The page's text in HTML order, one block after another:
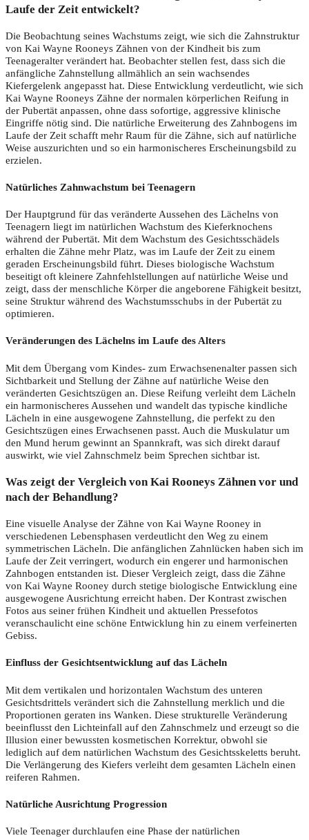
Laufe der Zeit entwickelt?
Die Beobachtung seines Wachstums zeigt, wie sich die Zahnstruktur
von Kai Wayne Rooneys Zähnen von der Kindheit bis zum
Teenageralter verändert hat. Beobachter stellen fest, dass sich die
anfängliche Zahnstellung allmählich an sein wachsendes
Kiefergelenk angepasst hat. Diese Entwicklung verdeutlicht, wie sich
Kai Wayne Rooneys Zähne der normalen körperlichen Reifung in
der Pubertät anpassen, ohne dass sofortige, aggressive klinische
Eingriffe nötig sind. Die natürliche Erweiterung des Zahnbogens im
Laufe der Zeit schafft mehr Raum für die Zähne, sich auf natürliche
Weise auszurichten und so ein harmonischeres Erscheinungsbild zu
erzielen.
Natürliches Zahnwachstum bei Teenagern
Der Hauptgrund für das veränderte Aussehen des Lächelns von
Teenagern liegt im natürlichen Wachstum des Kieferknochens
während der Pubertät. Mit dem Wachstum des Gesichtsschädels
erhalten die Zähne mehr Platz, was im Laufe der Zeit zu einem
geraden Erscheinungsbild führt. Dieses biologische Wachstum
beseitigt oft kleinere Zahnfehlstellungen auf natürliche Weise und
zeigt, dass der menschliche Körper die angeborene Fähigkeit besitzt,
seine Struktur während des Wachstumsschubs in der Pubertät zu
optimieren.
Veränderungen des Lächelns im Laufe des Alters
Mit dem Übergang vom Kindes- zum Erwachsenenalter passen sich
Sichtbarkeit und Stellung der Zähne auf natürliche Weise den
veränderten Gesichtszügen an. Diese Reifung verleiht dem Lächeln
ein harmonischeres Aussehen und wandelt das typische kindliche
Lächeln in eine ausgewogene Zahnstellung, die perfekt zu den
Gesichtszügen eines Erwachsenen passt. Auch die Muskulatur um
den Mund herum gewinnt an Spannkraft, was sich direkt darauf
auswirkt, wie viel Zahnschmelz beim Sprechen sichtbar ist.
Was zeigt der Vergleich von Kai Rooneys Zähnen vor und
nach der Behandlung?
Eine visuelle Analyse der Zähne von Kai Wayne Rooney in
verschiedenen Lebensphasen verdeutlicht den Weg zu einem
symmetrischen Lächeln. Die anfänglichen Zahnlücken haben sich im
Laufe der Zeit verringert, wodurch ein engerer und harmonischen
Zahnbogen entstanden ist. Dieser Vergleich zeigt, dass die Zähne
von Kai Wayne Rooney durch stetige biologische Entwicklung eine
ausgewogene Ausrichtung erreicht haben. Der Kontrast zwischen
Fotos aus seiner frühen Kindheit und aktuellen Pressefotos
veranschaulicht eine schöne Entwicklung hin zu einem verfeinerten
Gebiss.
Einfluss der Gesichtsentwicklung auf das Lächeln
Mit dem vertikalen und horizontalen Wachstum des unteren
Gesichtsdrittels verändert sich die Zahnstellung merklich und die
Proportionen geraten ins Wanken. Diese strukturelle Veränderung
beeinflusst den Lichteinfall auf den Zahnschmelz und erzeugt so die
Illusion einer bewussten kosmetischen Korrektur, obwohl sie
lediglich auf dem natürlichen Wachstum des Gesichtsskeletts beruht.
Die Verlängerung des Kiefers verleiht dem gesamten Lächeln einen
reiferen Rahmen.
Natürliche Ausrichtung Progression
Viele Teenager durchlaufen eine Phase der natürlichen